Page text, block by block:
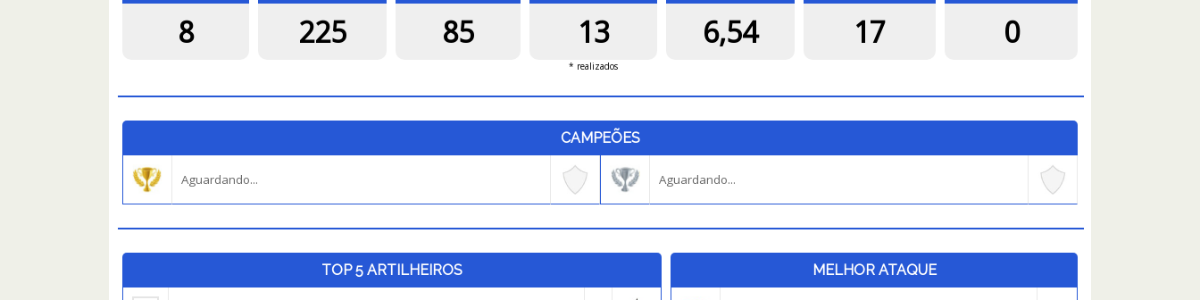
8 225 85 13
* realizados
6,54 17 0
CAMPEÕES
Aguardando... Aguardando...
TOP 5 ARTILHEIROS MELHOR ATAQUE